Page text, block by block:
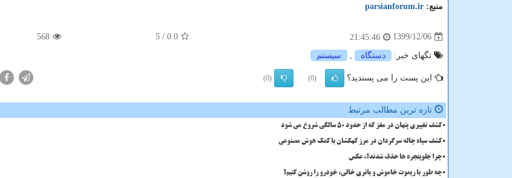
منبع: parsianforum.ir
1399/12/06
21:45:46
0.0
/ 5
568
تگهای خبر: دستگاه سیستم
این پست را می پسندید؟ (0)
(0)
تازه ترین مطالب مرتبط
کشف تغییری پنهان در مغز که از حدود 50 سالگی شروع می شود
کشف سیاه چاله سرگردان در مرز کهکشان با کمک هوش مصنوعی
چرا جلوپنجره ها حذف شدند؟، عکس
چه طور با ریموت خاموش و باتری خالی، خودرو را روشن کنیم؟